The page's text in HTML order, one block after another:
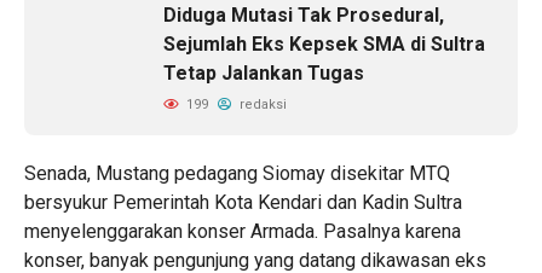
Diduga Mutasi Tak Prosedural,
Sejumlah Eks Kepsek SMA di Sultra
Tetap Jalankan Tugas
199 redaksi
Senada, Mustang pedagang Siomay disekitar MTQ
bersyukur Pemerintah Kota Kendari dan Kadin Sultra
menyelenggarakan konser Armada. Pasalnya karena
konser, banyak pengunjung yang datang dikawasan eks